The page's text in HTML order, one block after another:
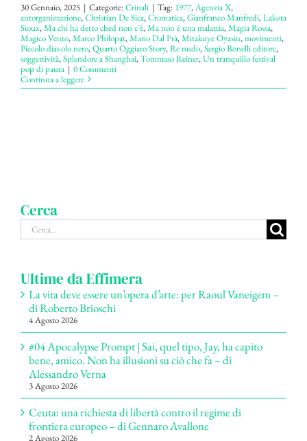
30 Gennaio, 2025 | Categorie:Crinali | Tag: 1977,Agenzia X,
autorganizzazione,Christian De Sica,Cromatica,Gianfranco Manfredi,Lakota
Sioux,Ma chi ha detto ched non c'è,Ma non è una malattia,Magia Rossa,
Magico Vento,Marco Philopat,Mario Dal Prà,Mitakuye Oyasin,movimenti,
Piccolo diavolo nero,Quarto Oggiaro Story,Re nudo,Sergio Bonelli editore,
soggettività,Splendore a Shanghai,Tommaso Reiner,Un tranquillo festival
pop di paura | 0 Commenti
Continua a leggere
Cerca
Cerca
per:
Ultime da Effimera
La vita deve essere un’opera d’arte: per Raoul Vaneigem –
di Roberto Brioschi
4 Agosto 2026
#04 Apocalypse Prompt | Sai, quel tipo, Jay, ha capito
bene, amico. Non ha illusioni su ciò che fa – di
Alessandro Verna
3 Agosto 2026
Ceuta: una richiesta di libertà contro il regime di
frontiera europeo – di Gennaro Avallone
2 Agosto 2026